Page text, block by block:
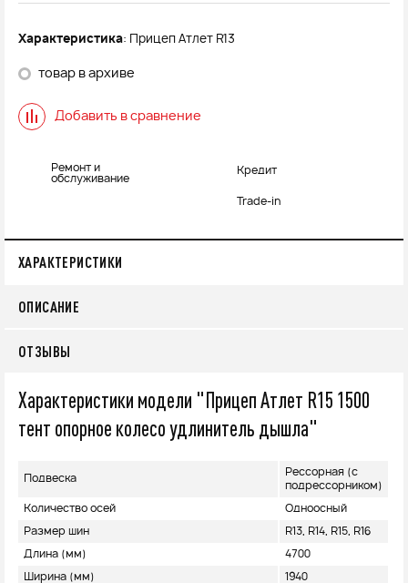
Характеристика: Прицеп Атлет R13
товар в архиве
Добавить в сравнение
Ремонт и
обслуживание
Кредит
Trade-in
ХАРАКТЕРИСТИКИ
ОПИСАНИЕ
ОТЗЫВЫ
Характеристики модели "Прицеп Атлет R15 1500
тент опорное колесо удлинитель дышла"
Подвеска
Рессорная (с
подрессорником)
Количество осей Одноосный
Размер шин R13, R14, R15, R16
Длина (мм) 4700
Ширина (мм) 1940